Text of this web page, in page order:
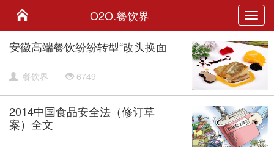
O2O.餐饮界
安徽高端餐饮纷纷转型“改头换面
餐饮界 6749
2014中国食品安全法（修订草
案）全文